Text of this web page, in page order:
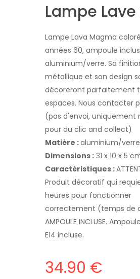
Lampe Lave
Lampe Lava Magma
années 60, ampoule
aluminium/verre. Sa
métallique et son design
décoreront parfaitement
espaces. Nous contacter
(pas d'envoi, uniquement
pour du clic and collect)
Matière :aluminium/verre
Dimensions : 31 x 10 x 5
Caractéristiques :
Produit décoratif qui
heures pour fonctionner
correctement (temps de
AMPOULE INCLUSE.
E14 incluse.
34.90 €